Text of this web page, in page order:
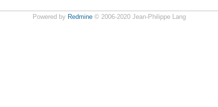
Powered by Redmine© 2006-2020 Jean-Philippe Lang